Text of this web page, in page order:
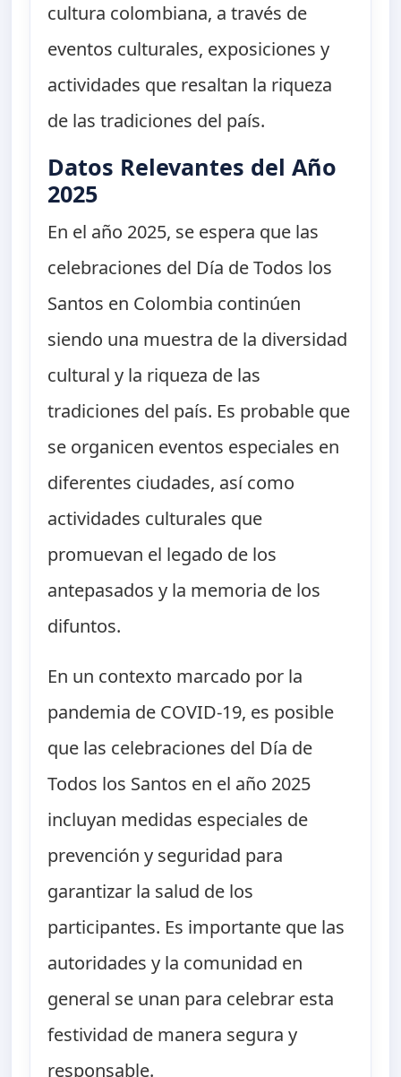
cultura colombiana, a través de
eventos culturales, exposiciones y
actividades que resaltan la riqueza
de las tradiciones del país.
Datos Relevantes del Año
2025
En el año 2025, se espera que las
celebraciones del Día de Todos los
Santos en Colombia continúen
siendo una muestra de la diversidad
cultural y la riqueza de las
tradiciones del país. Es probable que
se organicen eventos especiales en
diferentes ciudades, así como
actividades culturales que
promuevan el legado de los
antepasados y la memoria de los
difuntos.
En un contexto marcado por la
pandemia de COVID-19, es posible
que las celebraciones del Día de
Todos los Santos en el año 2025
incluyan medidas especiales de
prevención y seguridad para
garantizar la salud de los
participantes. Es importante que las
autoridades y la comunidad en
general se unan para celebrar esta
festividad de manera segura y
responsable.